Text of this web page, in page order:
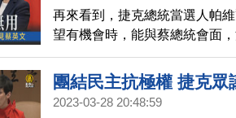
再來看到，捷克總統當選人帕
望有機會時，能與蔡總統會面
則是跳腳反對，捷克廣播電台
反彈表示，捷克作為一個主權
己做決定」。
團結民主抗極權 捷克
2023-03-28 20:48:59